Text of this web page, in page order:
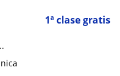
1ª clase gratis